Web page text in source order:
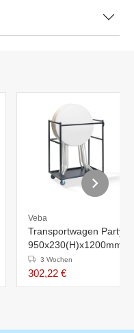
Veba
Transportwagen Party
950x230(H)x1200mm
3 Wochen
302,22 €